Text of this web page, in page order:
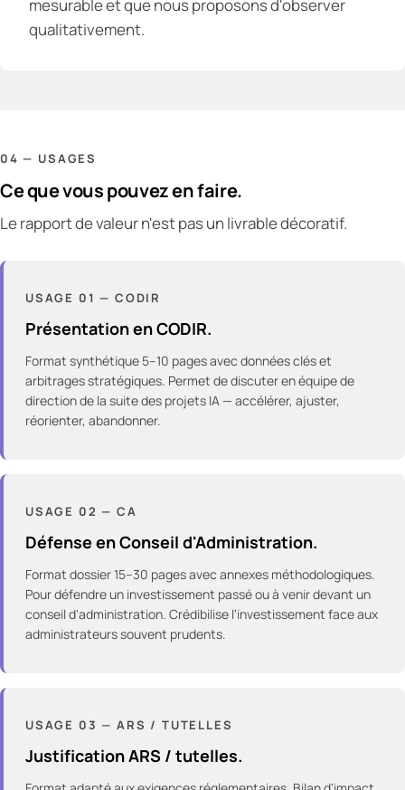
mesurable et que nous proposons d'observer
qualitativement.
04 — USAGES
Ce que vous pouvez en faire.
Le rapport de valeur n'est pas un livrable décoratif.
USAGE 01 —CODIR
Présentation en CODIR.
Format synthétique 5–10 pages avec données clés et
arbitrages stratégiques. Permet de discuter en équipe de
direction de la suite des projets IA — accélérer, ajuster,
réorienter, abandonner.
USAGE 02 —CA
Défense en Conseil d'Administration.
Format dossier 15–30 pages avec annexes méthodologiques.
Pour défendre un investissement passé ou à venir devant un
conseil d'administration. Crédibilise l'investissement face aux
administrateurs souvent prudents.
USAGE 03 —ARS / TUTELLES
Justification ARS / tutelles.